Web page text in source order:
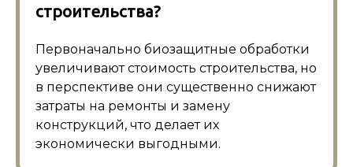
строительства?
Первоначально биозащитные обработки
увеличивают стоимость строительства, но
в перспективе они существенно снижают
затраты на ремонты и замену
конструкций, что делает их
экономически выгодными.